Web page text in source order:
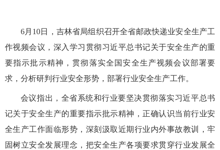
6月10日，吉林省局组织召开全省邮政快递业安全生产工
作视频会议，深入学习贯彻习近平总书记关于安全生产的重
要指示批示精神，贯彻落实全国安全生产视频会议部署要
求，分析研判行业安全形势，部署行业安全生产工作。
会议指出，全省系统和行业要坚决贯彻落实习近平总书
记关于安全生产的重要指示批示精神， 正确认识当前行业安
全生产工作面临形势 ， 深刻汲取近期行业内外事故教训，牢
固树立安全发展理念，把安全生产各项要求贯穿行业发展全